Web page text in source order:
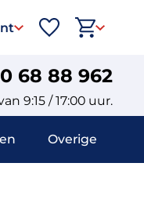
68 88 962
9:15 / 17:00 uur.
Overige